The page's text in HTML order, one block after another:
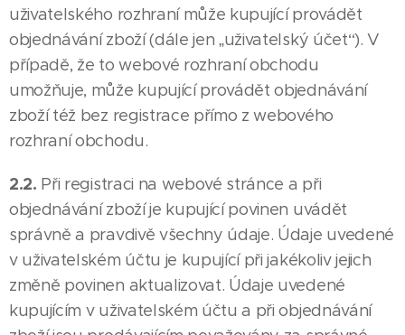
uživatelského rozhraní může kupující provádět
objednávání zboží (dále jen „uživatelský účet“). V
případě, že to webové rozhraní obchodu
umožňuje, může kupující provádět objednávání
zboží též bez registrace přímo z webového
rozhraní obchodu.
2.2. Při registraci na webové stránce a při
objednávání zboží je kupující povinen uvádět
správně a pravdivě všechny údaje. Údaje uvedené
v uživatelském účtu je kupující při jakékoliv jejich
změně povinen aktualizovat. Údaje uvedené
kupujícím v uživatelském účtu a při objednávání